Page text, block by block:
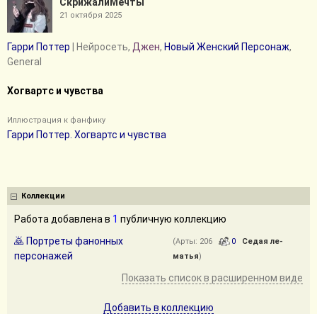
21 октября 2025
Гарри Поттер | Нейросеть, Джен, Новый Женский Персонаж,
General
Хогвартс и чувства
Иллюстрация к фанфику
Гарри Поттер. Хогвартс и чувства
Коллекции
Работа добавлена в 1 публичную коллекцию
🙇 Портреты фанонных
персонажей
(Арты: 206 0
Седая ле-
матья)
Показать список в расширенном виде
Добавить в коллекцию